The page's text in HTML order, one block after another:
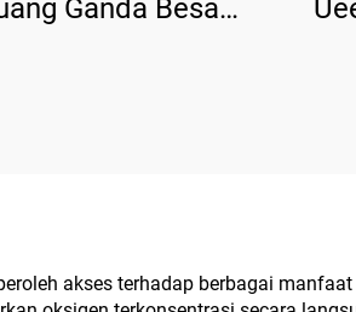
Ganda Besar
akses terhadap berbagai